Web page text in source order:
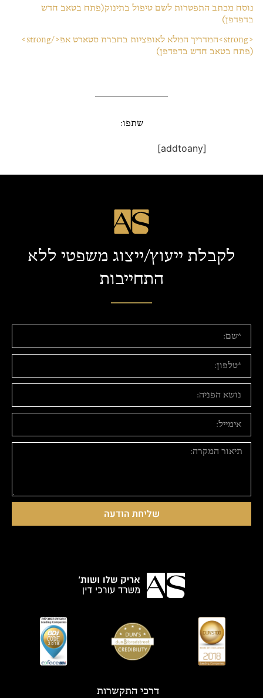
נוסח מכתב התפטרות לשם טיפול בתינוק(פתח בטאב חדש
בדפדפן)
<strong>המדריך המלא לאופציות בחברת סטארט אפ</strong>
(פתח בטאב חדש בדפדפן)
שתפו:
[addtoany]
לקבלת ייעוץ/ייצוג משפטי ללא
התחייבות
שליחת הודעה
דרכי התקשרות